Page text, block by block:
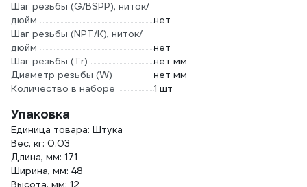
Шаг резьбы (G/BSPP), ниток/
дюйм
нет
Шаг резьбы (NPT/K), ниток/
дюйм
нет
Шаг резьбы (Tr)
нет мм
Диаметр резьбы (W)
нет мм
Количество в наборе
1 шт
Упаковка
Единица товара: Штука
Вес, кг: 0.03
Длина, мм: 171
Ширина, мм: 48
Высота, мм: 12